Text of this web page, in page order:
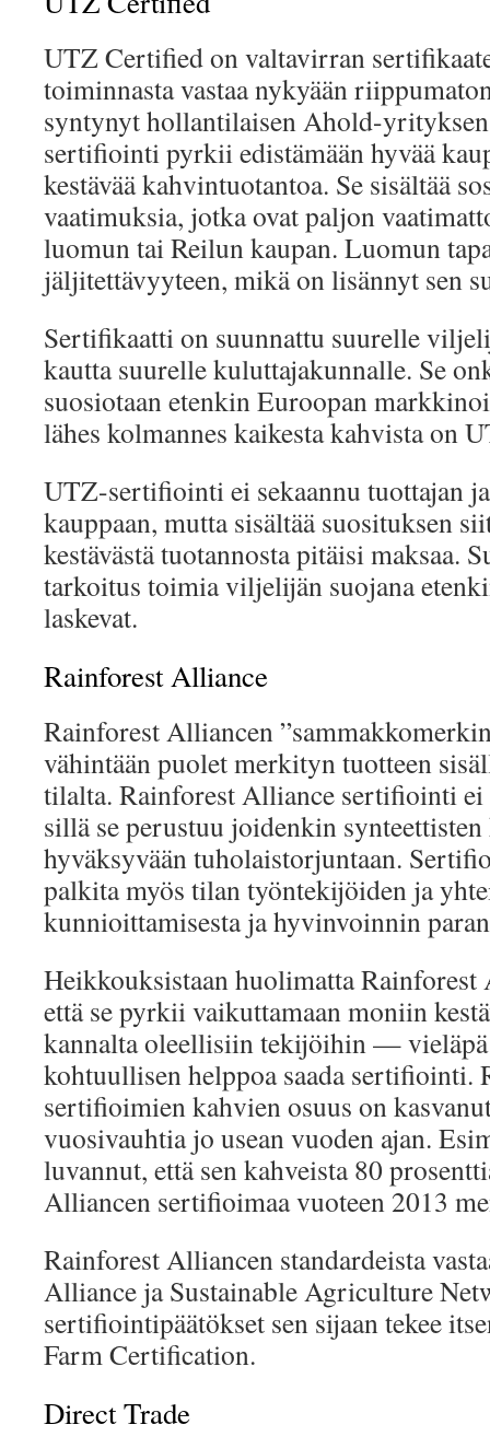
UTZ Certified on valtavirran
toiminnasta vastaa nykyään
syntynyt hollantilaisen Ahold-
sertifiointi pyrkii edistämään hyvää
kestävää kahvintuotantoa. Se sisältää
vaatimuksia, jotka ovat paljon
luomun tai Reilun kaupan. Luomun
jäljitettävyyteen, mikä on lisännyt sen
Sertifikaatti on suunnattu suurelle
kautta suurelle kuluttajakunnalle. Se
suosiotaan etenkin Euroopan
lähes kolmannes kaikesta kahvista on
UTZ-sertifiointi ei sekaannu tuottajan
kauppaan, mutta sisältää suosituksen
kestävästä tuotannosta pitäisi maksaa.
tarkoitus toimia viljelijän suojana
laskevat.
Rainforest Alliance
Rainforest Alliancen
vähintään puolet merkityn tuotteen
tilalta. Rainforest Alliance sertifiointi
sillä se perustuu joidenkin
hyväksyvään tuholaistorjuntaan.
palkita myös tilan työntekijöiden ja
kunnioittamisesta ja hyvinvoinnin
Heikkouksistaan huolimatta Rainforest
että se pyrkii vaikuttamaan moniin
kannalta oleellisiin tekijöihin —
kohtuullisen helppoa saada sertifiointi.
sertifioimien kahvien osuus on
vuosivauhtia jo usean vuoden ajan.
luvannut, että sen kahveista 80
Alliancen sertifioimaa vuoteen 2013
Rainforest Alliancen standardeista
Alliance ja Sustainable Agriculture
sertifiointipäätökset sen sijaan tekee
Farm Certification.
Direct Trade